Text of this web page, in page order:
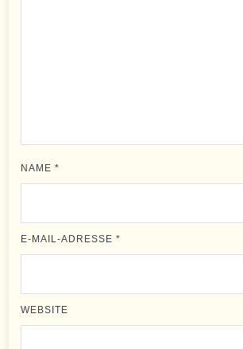
NAME*
E-MAIL-ADRESSE*
WEBSITE